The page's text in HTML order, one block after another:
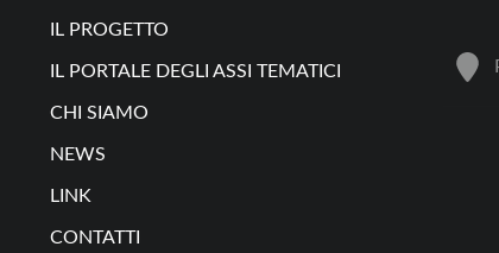
IL PROGETTO
IL PORTALE DEGLI ASSI TEMATICI
CHI SIAMO
NEWS
LINK
CONTATTI